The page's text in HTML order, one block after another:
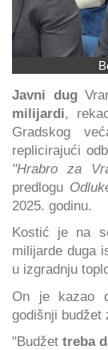
Javni dug
milijardi,
Gradskog
replicirajući
"Hrabro za
predlogu
2025. godinu.
Kostić je na
milijarde duga
u izgradnju
On je kazao
godišnji budžet
"Budžet treba